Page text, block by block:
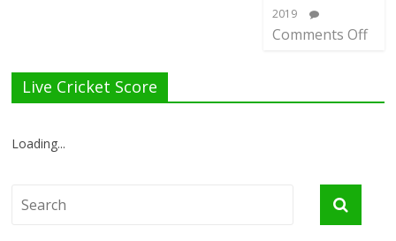
2019
Comments Off
Live Cricket Score
Loading...